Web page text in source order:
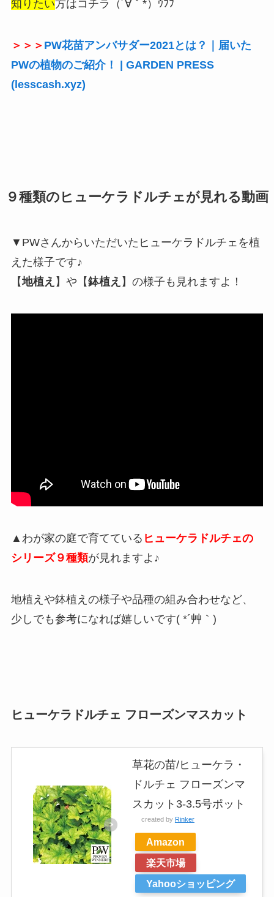
知りたい方はコチラ（´∀｀*）ｳﾌﾌ
＞＞＞ PW花苗アンバサダー2021とは？｜届いた
PWの植物のご紹介！ | GARDEN PRESS
(lesscash.xyz)
９種類のヒューケラドルチェが見れる動画
▼PWさんからいただいたヒューケラドルチェを植
えた様子です♪
【地植え 】や【鉢植え 】の様子も見れますよ！
▲わが家の庭で育てている ヒューケラドルチェの
シリーズ９種類が見れますよ♪
地植えや鉢植えの様子や品種の組み合わせなど、
少しでも参考になれば嬉しいです( *´艸｀)
ヒューケラドルチェ フローズンマスカット
草花の苗/ヒューケラ・
ドルチェ フローズンマ
スカット3-3.5号ポット
created by Rinker
Amazon
楽天市場
Yahooショッピング